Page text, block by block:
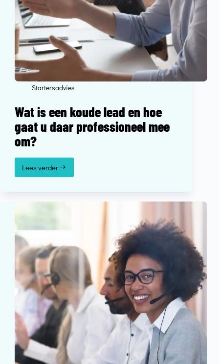
Startersadvies
Wat is een koude lead en hoe
gaat u daar professioneel mee
om?
Lees verder